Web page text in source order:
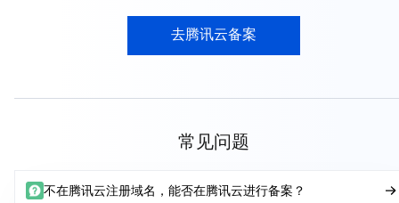
去腾讯云备案
常见问题
不在腾讯云注册域名，能否在腾讯云进行备案？